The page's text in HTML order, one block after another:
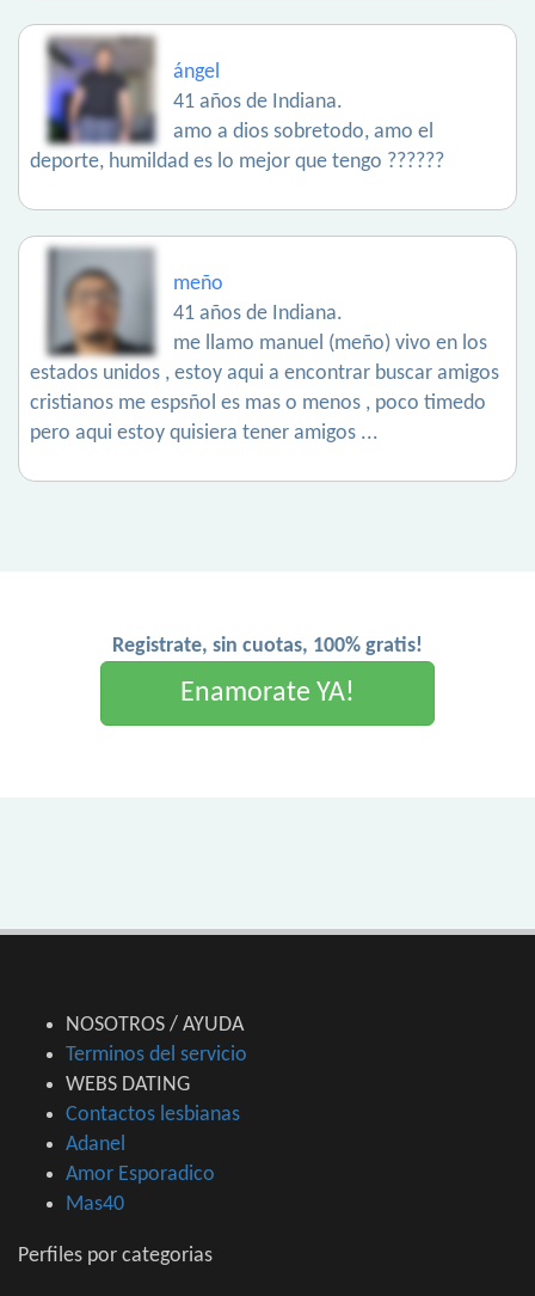
ángel
41 años de Indiana.
amo a dios sobretodo, amo el
deporte, humildad es lo mejor que tengo ??????
meño
41 años de Indiana.
me llamo manuel (meño) vivo en los
estados unidos , estoy aqui a encontrar buscar amigos
cristianos me espsñol es mas o menos , poco timedo
pero aqui estoy quisiera tener amigos ...
Registrate, sin cuotas, 100% gratis!
Enamorate YA!
NOSOTROS / AYUDA
Terminos del servicio
WEBS DATING
Contactos lesbianas
Adanel
Amor Esporadico
Mas40
Perfiles por categorias